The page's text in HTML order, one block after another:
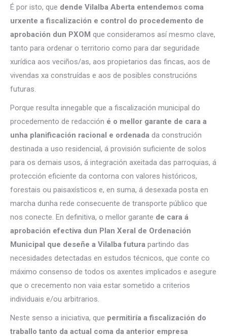
É por isto, que dende Vilalba Aberta entendemos coma
urxente a fiscalización e control do procedemento de
aprobación dun PXOM que consideramos así mesmo clave,
tanto para ordenar o territorio como para dar seguridade
xurídica aos veciños/as, aos propietarios das fincas, aos de
vivendas xa construídas e aos de posibles construcións
futuras.
Porque resulta innegable que a fiscalización municipal do
procedemento de redacción é o mellor garante de cara a
unha planificación racional e ordenada da construción
destinada a uso residencial, á provisión suficiente de solos
para os demais usos, á integración axeitada das parroquias, á
protección eficiente da contorna con valores históricos,
forestais ou paisaxísticos e, en suma, á desexada posta en
marcha dunha rede consecuente de transporte público que
nos conecte. En definitiva, o mellor garante de cara á
aprobación efectiva dun Plan Xeral de Ordenación
Municipal que deseñe a Vilalba futura partindo das
necesidades detectadas en estudos técnicos, que conte co
máximo consenso de todos os axentes implicados e asegure
que o crecemento non vaia estar sometido a criterios
individuais e/ou arbitrarios.
Neste senso a iniciativa, que permitiría a fiscalización do
traballo tanto da actual coma da anterior empresa